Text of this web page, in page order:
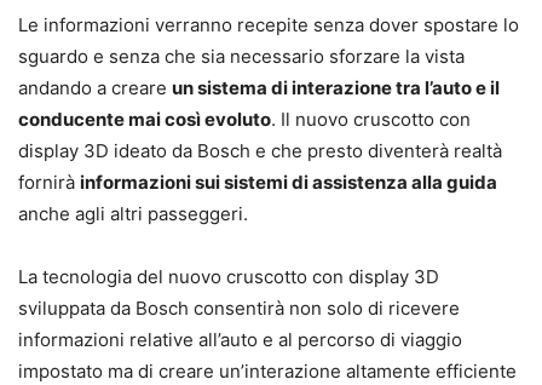
Le informazioni verranno recepite senza dover spostare lo
sguardo e senza che sia necessario sforzare la vista
andando a creare un sistema di interazione tra l’auto e il
conducente mai così evoluto. Il nuovo cruscotto con
display 3D ideato da Bosch e che presto diventerà realtà
fornirà informazioni sui sistemi di assistenza alla guida
anche agli altri passeggeri.
La tecnologia del nuovo cruscotto con display 3D
sviluppata da Bosch consentirà non solo di ricevere
informazioni relative all’auto e al percorso di viaggio
impostato ma di creare un’interazione altamente efficiente